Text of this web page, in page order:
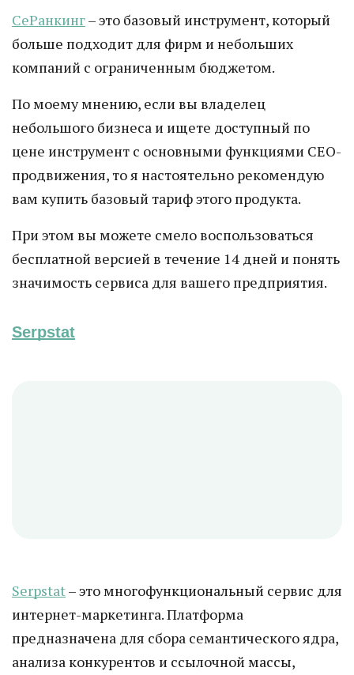
СеРанкинг– это базовый инструмент, который
больше подходит для фирм и небольших
компаний с ограниченным бюджетом.
По моему мнению, если вы владелец
небольшого бизнеса и ищете доступный по
цене инструмент с основными функциями СЕО-
продвижения, то я настоятельно рекомендую
вам купить базовый тариф этого продукта.
При этом вы можете смело воспользоваться
бесплатной версией в течение 14 дней и понять
значимость сервиса для вашего предприятия.
Serpstat
Serpstat– это многофункциональный сервис для
интернет-маркетинга. Платформа
предназначена для сбора семантического ядра,
анализа конкурентов и ссылочной массы,